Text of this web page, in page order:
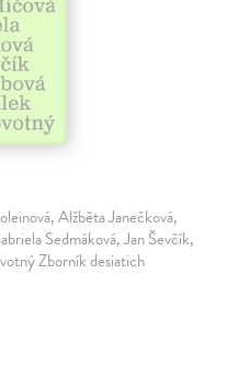
Alžběta Janečková,
Sedmáková, Jan Ševčík,
Zborník desiatich